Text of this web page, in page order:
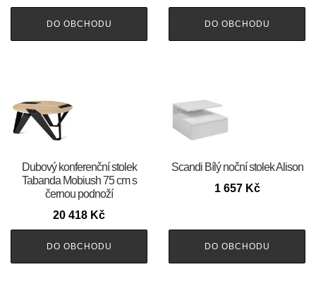
DO OBCHODU DO OBCHODU
Dubový konferenční stolek
Tabanda Mobiush 75 cm s
černou podnoží
20 418 Kč
DO OBCHODU
Scandi Bílý noční stolek Alison
1 657 Kč
DO OBCHODU